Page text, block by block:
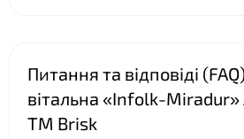
Питання та відповіді
вітальна «Infolk-
ТМ Brisk